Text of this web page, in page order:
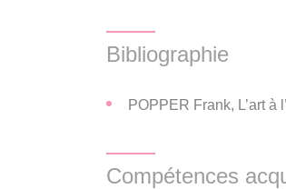
Bibliographie
POPPER Frank, L’art à
Compétences